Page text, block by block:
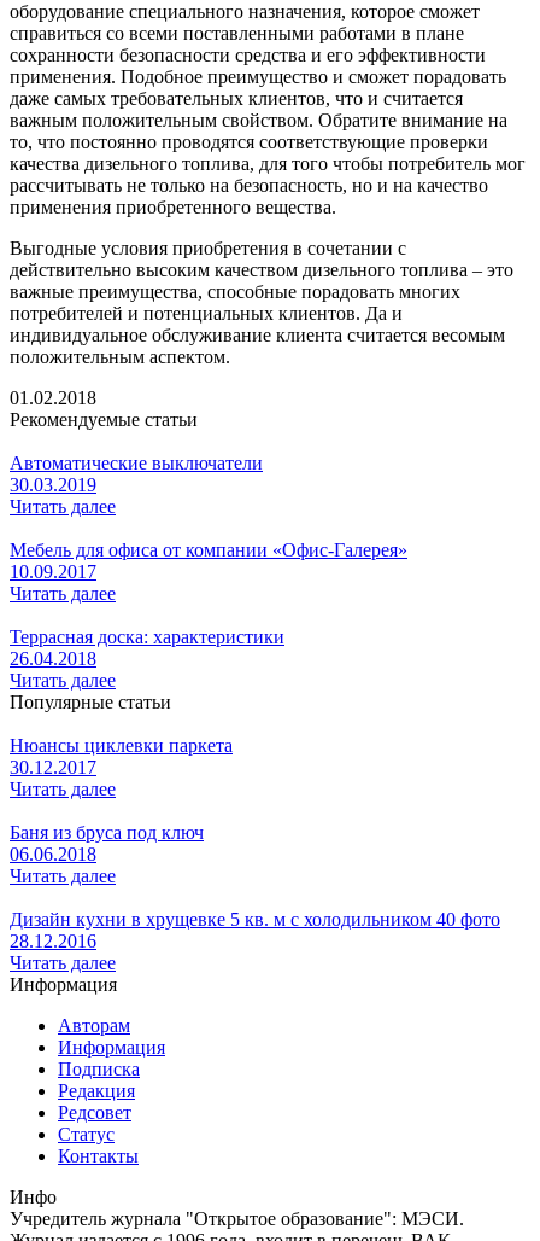
оборудование специального назначения, которое сможет
справиться со всеми поставленными работами в плане
сохранности безопасности средства и его эффективности
применения. Подобное преимущество и сможет порадовать
даже самых требовательных клиентов, что и считается
важным положительным свойством. Обратите внимание на
то, что постоянно проводятся соответствующие проверки
качества дизельного топлива, для того чтобы потребитель мог
рассчитывать не только на безопасность, но и на качество
применения приобретенного вещества.
Выгодные условия приобретения в сочетании с
действительно высоким качеством дизельного топлива – это
важные преимущества, способные порадовать многих
потребителей и потенциальных клиентов. Да и
индивидуальное обслуживание клиента считается весомым
положительным аспектом.
01.02.2018
Рекомендуемые статьи
Автоматические выключатели
30.03.2019
Читать далее
Мебель для офиса от компании «Офис-Галерея»
10.09.2017
Читать далее
Террасная доска: характеристики
26.04.2018
Читать далее
Популярные статьи
Нюансы циклевки паркета
30.12.2017
Читать далее
Баня из бруса под ключ
06.06.2018
Читать далее
Дизайн кухни в хрущевке 5 кв. м с холодильником 40 фото
28.12.2016
Читать далее
Информация
Авторам
Информация
Подписка
Редакция
Редсовет
Статус
Контакты
Инфо
Учредитель журнала "Открытое образование": МЭСИ.